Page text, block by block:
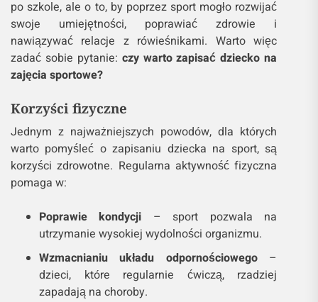
po szkole, ale o to, by poprzez sport mogło rozwijać
swoje umiejętności, poprawiać zdrowie i
nawiązywać relacje z rówieśnikami. Warto więc
zadać sobie pytanie: czy warto zapisać dziecko na
zajęcia sportowe?
Korzyści fizyczne
Jednym z najważniejszych powodów, dla których
warto pomyśleć o zapisaniu dziecka na sport, są
korzyści zdrowotne. Regularna aktywność fizyczna
pomaga w:
Poprawie kondycji – sport pozwala na
utrzymanie wysokiej wydolności organizmu.
Wzmacnianiu układu odpornościowego–
dzieci, które regularnie ćwiczą, rzadziej
zapadają na choroby.